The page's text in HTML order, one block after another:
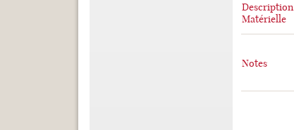
Description
Matérielle
Notes